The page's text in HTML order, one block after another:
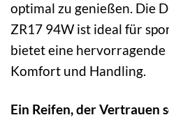
optimal zu genießen. Die
ZR17 94W ist ideal für
bietet eine hervorragende
Komfort und Handling.
Ein Reifen, der Vertrauen